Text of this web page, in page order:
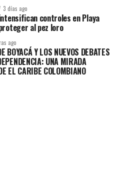
3 días ago
controles en Playa
al pez loro
ago
BOYACÁ Y LOS NUEVOS DEBATES
UNA MIRADA
EL CARIBE COLOMBIANO